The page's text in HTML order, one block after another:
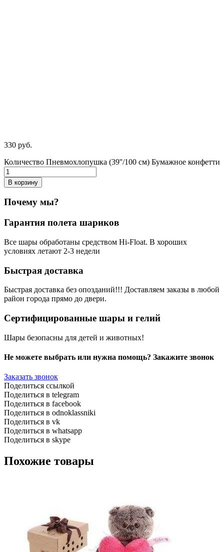
330 руб.
Количество Пневмохлопушка (39''/100 см) Бумажное конфетти
В корзину
Почему мы?
Гарантия полета шариков
Все шары обработаны средством Hi-Float. В хороших
условиях летают 2-3 недели
Быстрая доставка
Быстрая доставка без опозданий!!! Доставляем заказы в любой
район города прямо до двери.
Сертифицированные шары и гелий
Шары безопасны для детей и животных!
Не можете выбрать или нужна помощь? Закажите звонок
Заказать звонок
Поделиться ссылкой
Поделиться в telegram
Поделиться в facebook
Поделиться в odnoklassniki
Поделиться в vk
Поделиться в whatsapp
Поделиться в skype
Похожие товары